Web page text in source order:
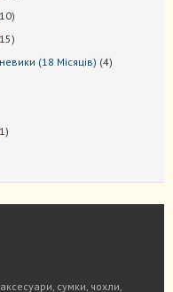
1010
1515
(18 Місяців) 44
1 1
сумки, чохли,